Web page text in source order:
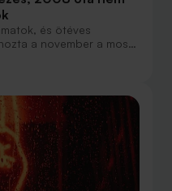
és ötéves
a november a most
ugyanakkor a